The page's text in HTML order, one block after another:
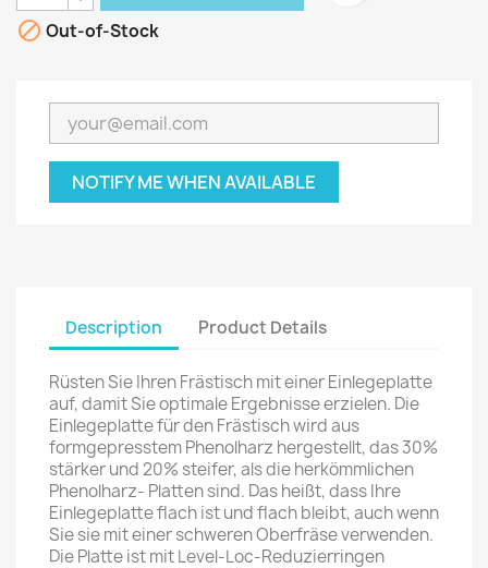
 Out-of-Stock
NOTIFY ME WHEN AVAILABLE
Description Product Details
Rüsten Sie Ihren Frästisch mit einer Einlegeplatte
auf, damit Sie optimale Ergebnisse erzielen. Die
Einlegeplatte für den Frästisch wird aus
formgepresstem Phenolharz hergestellt, das 30%
stärker und 20% steifer, als die herkömmlichen
Phenolharz- Platten sind. Das heißt, dass Ihre
Einlegeplatte flach ist und flach bleibt, auch wenn
Sie sie mit einer schweren Oberfräse verwenden.
Die Platte ist mit Level-Loc-Reduzierringen